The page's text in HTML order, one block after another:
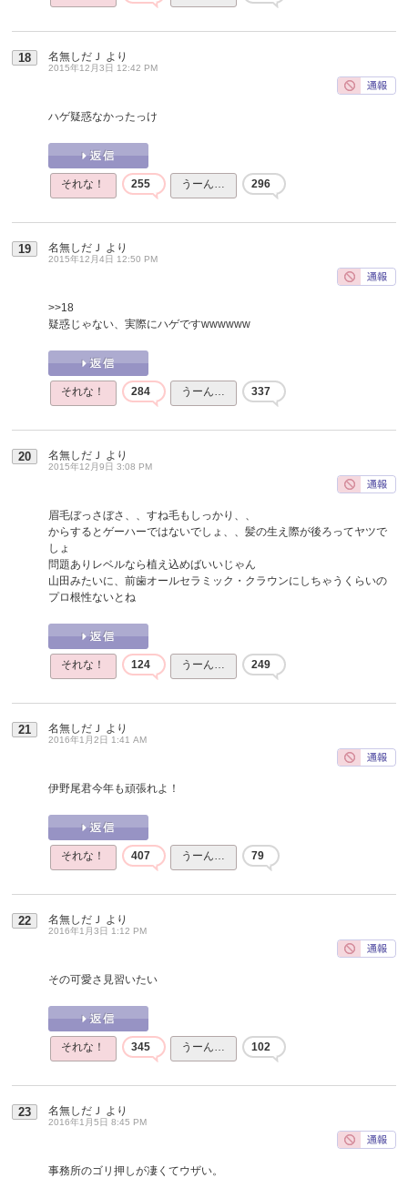
18 名無しだＪ より
2015年12月3日 12:42 PM
ハゲ疑惑なかったっけ
それな！ 255 うーん… 296
19 名無しだＪ より
2015年12月4日 12:50 PM
>>18
疑惑じゃない、実際にハゲですwwwwww
それな！ 284 うーん… 337
20 名無しだＪ より
2015年12月9日 3:08 PM
眉毛ぼっさぼさ、、すね毛もしっかり、、
からするとゲーハーではないでしょ、、髪の生え際が後ろってヤツで
しょ
問題ありレベルなら植え込めばいいじゃん
山田みたいに、前歯オールセラミック・クラウンにしちゃうくらいの
プロ根性ないとね
それな！ 124 うーん… 249
21 名無しだＪ より
2016年1月2日 1:41 AM
伊野尾君今年も頑張れよ！
それな！ 407 うーん… 79
22 名無しだＪ より
2016年1月3日 1:12 PM
その可愛さ見習いたい
それな！ 345 うーん… 102
23 名無しだＪ より
2016年1月5日 8:45 PM
事務所のゴリ押しが凄くてウザい。